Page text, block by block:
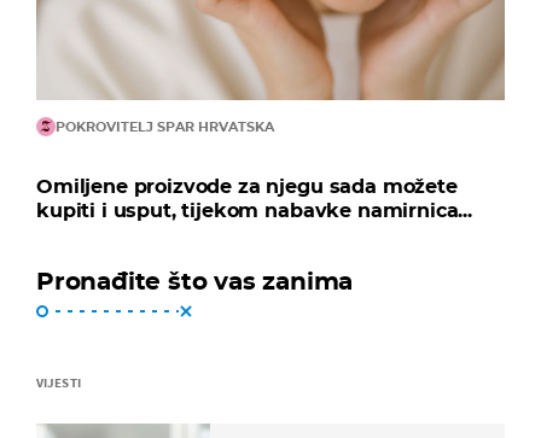
POKROVITELJ SPAR HRVATSKA
Omiljene proizvode za njegu sada možete
kupiti i usput, tijekom nabavke namirnica...
Pronađite što vas zanima
VIJESTI